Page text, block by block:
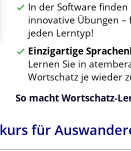
In der Software
innovative Übungen
jeden Lerntyp!
Einzigartige
Lernen Sie in
Wortschatz je wieder
So macht Wortschatz-
für